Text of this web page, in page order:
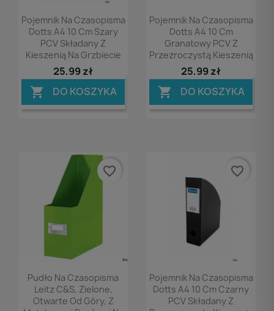
Podgląd
Pojemnik Na Czasopisma
Dotts A4 10 Cm Szary
PCV Składany Z
Kieszenią Na Grzbiecie
25,99 zł
 DO KOSZYKA
Podgląd
Pojemnik Na Czasopisma
Dotts A4 10 Cm
Granatowy PCV Z
Przezroczystą Kieszenią
25,99 zł
 DO KOSZYKA
Podgląd
Pudło Na Czasopisma
Leitz C&S, Zielone,
Otwarte Od Góry, Z
favorite_border
Podgląd
Pojemnik Na Czasopisma
Dotts A4 10 Cm Czarny
PCV Składany Z
favorite_border